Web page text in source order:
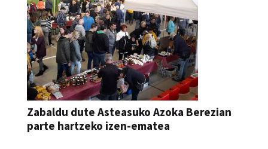
Zabaldu dute Asteasuko Azoka Berezian
parte hartzeko izen-ematea
AZOKA